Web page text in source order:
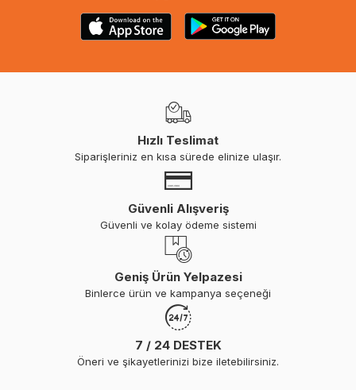
Hızlı Teslimat
Siparişleriniz en kısa sürede elinize ulaşır.
Güvenli Alışveriş
Güvenli ve kolay ödeme sistemi
Geniş Ürün Yelpazesi
Binlerce ürün ve kampanya seçeneği
7 / 24 DESTEK
Öneri ve şikayetlerinizi bize iletebilirsiniz.